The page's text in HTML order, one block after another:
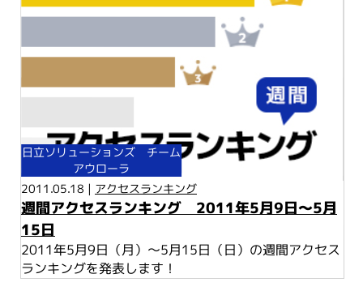
日立ソリューションズ チーム
アウローラ
2011.05.18 | アクセスランキング
週間アクセスランキング 2011年5月9日～5月
15日
2011年5月9日（月）～5月15日（日）の週間アクセス
ランキングを発表します！